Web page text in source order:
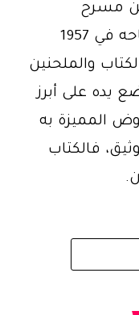
مسرح
العرائس في مصر وافتتاحه في 1957
والملحنين
يده على أبرز
المميزة به
فالكتاب